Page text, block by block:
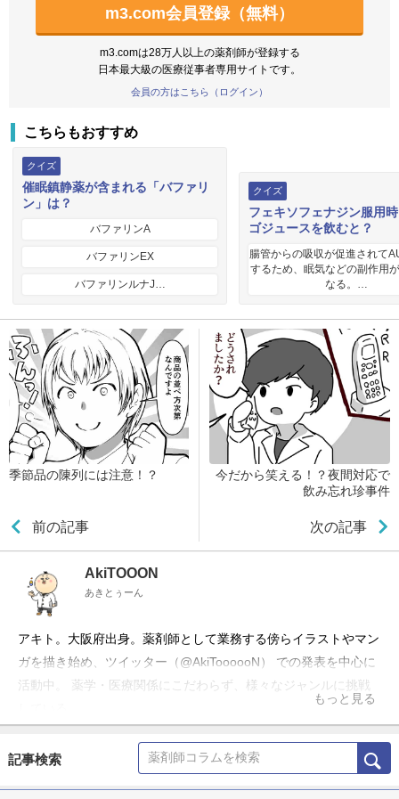
m3.com会員登録（無料）
m3.comは28万人以上の薬剤師が登録する
日本最大級の医療従事者専用サイトです。
会員の方はこちら（ログイン）
こちらもおすすめ
クイズ
催眠鎮静薬が含まれる「バファリ
ン」は？
バファリンA
バファリンEX
バファリンルナJ…
クイズ
フェキソフェナジン服用
ゴジュースを飲むと？
腸管からの吸収が促進されて
するため、眠気などの副作用
なる。…
季節品の陳列には注意！？
前の記事
今だから笑える！？夜間対応で
飲み忘れ珍事件
次の記事
AkiTOOON
あきとぅーん
アキト。大阪府出身。薬剤師として業務する傍らイラストやマン
ガを描き始め、ツイッター（@AkiToooooN） での発表を中心に
活動中。 薬学・医療関係にこだわらず、様々なジャンルに挑戦
もっと見る
記事検索